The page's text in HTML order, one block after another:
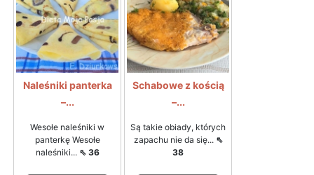
Naleśniki panterka
–...
Wesołe naleśniki w
panterkę Wesołe
naleśniki... ⇖ 36
Schabowe z kością
–...
Są takie obiady, których
zapachu nie da się... ⇖
38